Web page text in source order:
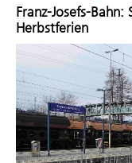
Franz-Josefs-
Herbstferien